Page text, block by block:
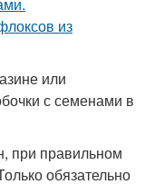
или
с семенами в
при правильном
обязательно